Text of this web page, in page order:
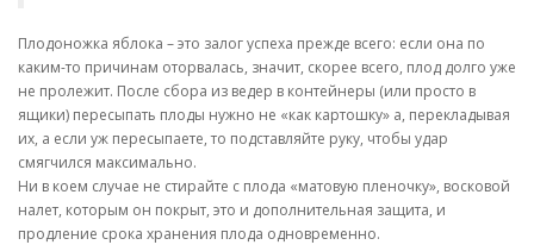
Плодоножка яблока – это залог успеха прежде всего: если она по
каким-то причинам оторвалась, значит, скорее всего, плод долго уже
не пролежит. После сбора из ведер в контейнеры (или просто в
ящики) пересыпать плоды нужно не «как картошку» а, перекладывая
их, а если уж пересыпаете, то подставляйте руку, чтобы удар
смягчился максимально.
Ни в коем случае не стирайте с плода «матовую пленочку», восковой
налет, которым он покрыт, это и дополнительная защита, и
продление срока хранения плода одновременно.